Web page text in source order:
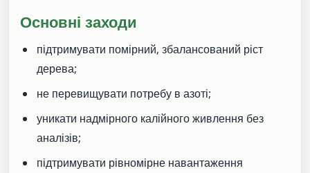
Основні заходи
підтримувати помірний, збалансований ріст
дерева;
не перевищувати потребу в азоті;
уникати надмірного калійного живлення без
аналізів;
підтримувати рівномірне навантаження